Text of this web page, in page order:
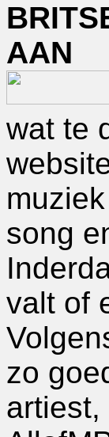
AAN
wat te
song
valt of
zo